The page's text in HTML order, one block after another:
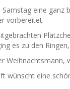
eine
vorbereitet.
es zu den
wünscht eine